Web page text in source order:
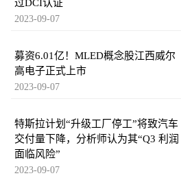
过DCI认证
2023-09-07
募资6.01亿！MLED概念股江西威尔
高电子正式上市
2023-09-07
特斯拉计划“升级工厂停工”将致汽车
交付量下降，分析师认为其“Q3 利润
面临风险”
2023-09-07